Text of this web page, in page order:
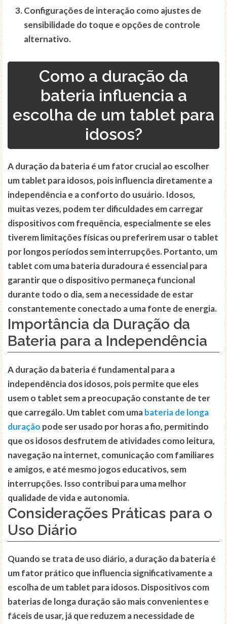
Configurações de interação como ajustes de
sensibilidade do toque e opções de controle
alternativo.
Como a duração da
bateria influencia a
escolha de um tablet para
idosos?
A duração da bateria é um fator crucial ao escolher
um tablet para idosos, pois influencia diretamente a
independência e a conforto do usuário. Idosos,
muitas vezes, podem ter dificuldades em carregar
dispositivos com frequência, especialmente se eles
tiverem limitações físicas ou preferirem usar o tablet
por longos períodos sem interrupções. Portanto, um
tablet com uma bateria duradoura é essencial para
garantir que o dispositivo permaneça funcional
durante todo o dia, sem a necessidade de estar
constantemente conectado a uma fonte de energia.
Importância da Duração da
Bateria para a Independência
A duração da bateria é fundamental para a
independência dos idosos, pois permite que eles
usem o tablet sem a preocupação constante de ter
que carregálo. Um tablet com umabateria de longa
duração pode ser usado por horas a fio, permitindo
que os idosos desfrutem de atividades como leitura,
navegação na internet, comunicação com familiares
e amigos, e até mesmo jogos educativos, sem
interrupções. Isso contribui para uma melhor
qualidade de vida e autonomia.
Considerações Práticas para o
Uso Diário
Quando se trata de uso diário, a duração da bateria é
um fator prático que influencia significativamente a
escolha de um tablet para idosos. Dispositivos com
baterias de longa duração são mais convenientes e
fáceis de usar, já que reduzem a necessidade de